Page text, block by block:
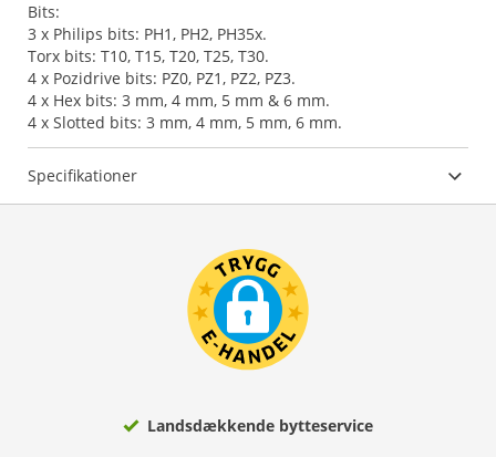
Bits:
3 x Philips bits: PH1, PH2, PH35x.
Torx bits: T10, T15, T20, T25, T30.
4 x Pozidrive bits: PZ0, PZ1, PZ2, PZ3.
4 x Hex bits: 3 mm, 4 mm, 5 mm & 6 mm.
4 x Slotted bits: 3 mm, 4 mm, 5 mm, 6 mm.
Specifikationer
Landsdækkende bytteservice